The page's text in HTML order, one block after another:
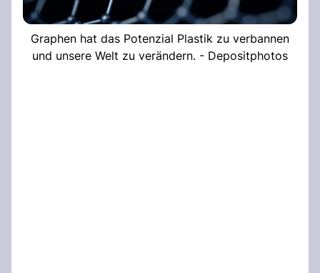
Graphen hat das Potenzial Plastik zu verbannen
und unsere Welt zu verändern. - Depositphotos